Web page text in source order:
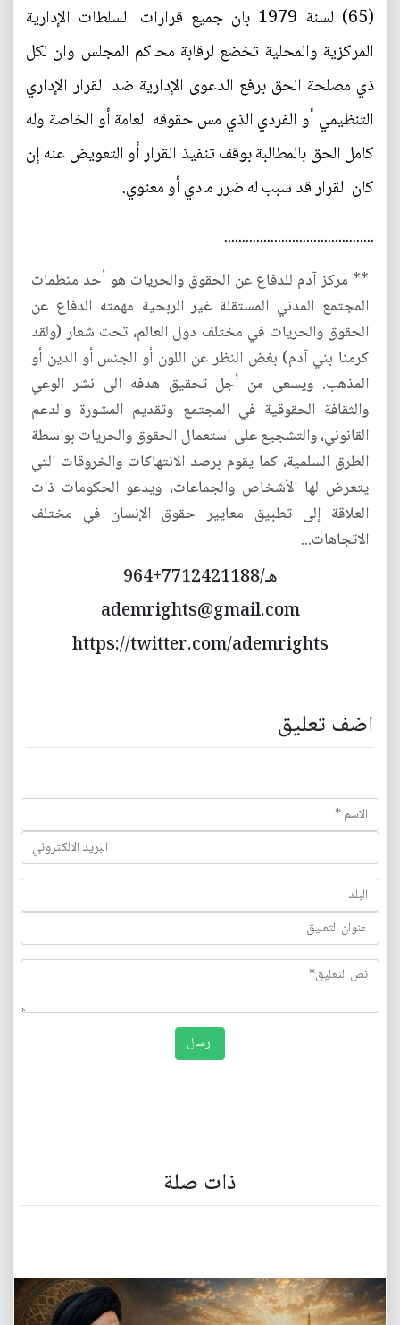
(65) لسنة 1979 بان جميع قرارات السلطات الإدارية
المركزية والمحلية تخضع لرقابة محاكم المجلس وان لكل
ذي مصلحة الحق برفع الدعوى الإدارية ضد القرار الإداري
التنظيمي أو الفردي الذي مس حقوقه العامة أو الخاصة وله
كامل الحق بالمطالبة بوقف تنفيذ القرار أو التعويض عنه إن
كان القرار قد سبب له ضرر مادي أو معنوي.
..........................................
** مركز آدم للدفاع عن الحقوق والحريات هو أحد منظمات
المجتمع المدني المستقلة غير الربحية مهمته الدفاع عن
الحقوق والحريات في مختلف دول العالم، تحت شعار (ولقد
كرمنا بني آدم) بغض النظر عن اللون أو الجنس أو الدين أو
المذهب. ويسعى من أجل تحقيق هدفه الى نشر الوعي
والثقافة الحقوقية في المجتمع وتقديم المشورة والدعم
القانوني، والتشجيع على استعمال الحقوق والحريات بواسطة
الطرق السلمية، كما يقوم برصد الانتهاكات والخروقات التي
يتعرض لها الأشخاص والجماعات، ويدعو الحكومات ذات
العلاقة إلى تطبيق معايير حقوق الإنسان في مختلف
الاتجاهات...
هـ/7712421188+964
ademrights@gmail.com
https://twitter.com/ademrights
اضف تعليق
ذات صلة